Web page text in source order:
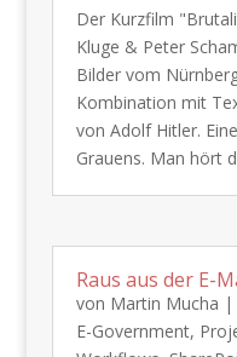
​Der Kurzfilm
Kluge & Peter
Bilder vom
Kombination mit
von Adolf Hitler.
Grauens. Man hört
Raus aus der E-
von Martin Mucha |
E-Government,